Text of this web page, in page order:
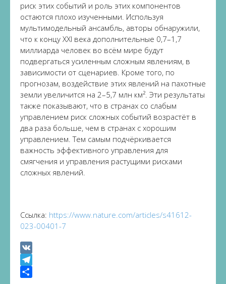
риск этих событий и роль этих компонентов
остаются плохо изученными. Используя
мультимодельный ансамбль, авторы обнаружили,
что к концу XXI века дополнительные 0,7–1,7
миллиарда человек во всём мире будут
подвергаться усиленным сложным явлениям, в
зависимости от сценариев. Кроме того, по
прогнозам, воздействие этих явлений на пахотные
земли увеличится на 2–5,7 млн км². Эти результаты
также показывают, что в странах со слабым
управлением риск сложных событий возрастёт в
два раза больше, чем в странах с хорошим
управлением. Тем самым подчёркивается
важность эффективного управления для
смягчения и управления растущими рисками
сложных явлений.
Ссылка: https://www.nature.com/articles/s41612-
023-00401-7
VK
Telegram